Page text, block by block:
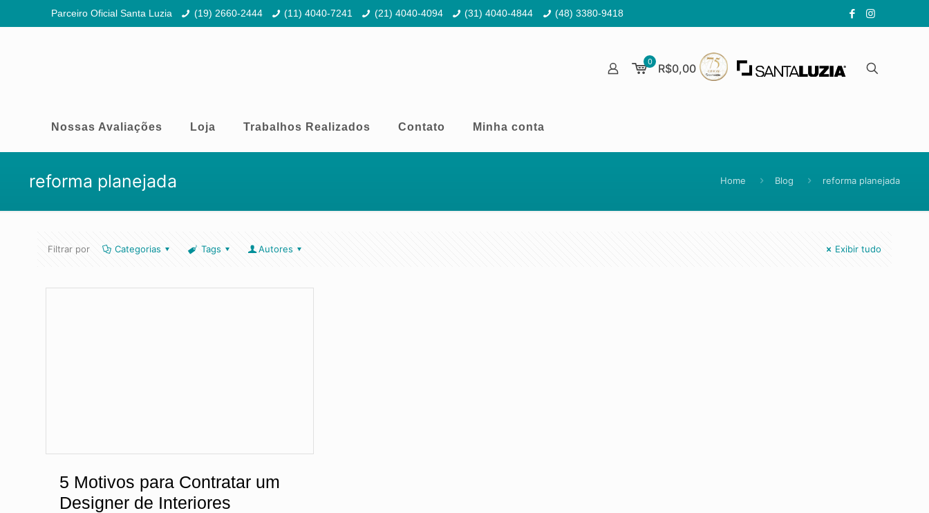
Parceiro Oficial Santa Luzia (19) 2660-2444 (11) 4040-7241 (21) 4040-4094 (31) 4040-4844 (48) 3380-9418
0 R$0,00
Nossas Avaliações Loja Trabalhos Realizados Contato Minha conta
reforma planejada Home Blog reforma planejada
Filtrar por Categorias Tags Autores Exibir tudo
5 Motivos para Contratar um
Designer de Interiores